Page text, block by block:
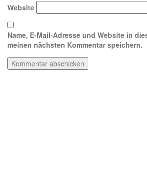
Website
Name, E-Mail-Adresse und Website in
meinen nächsten Kommentar speichern.